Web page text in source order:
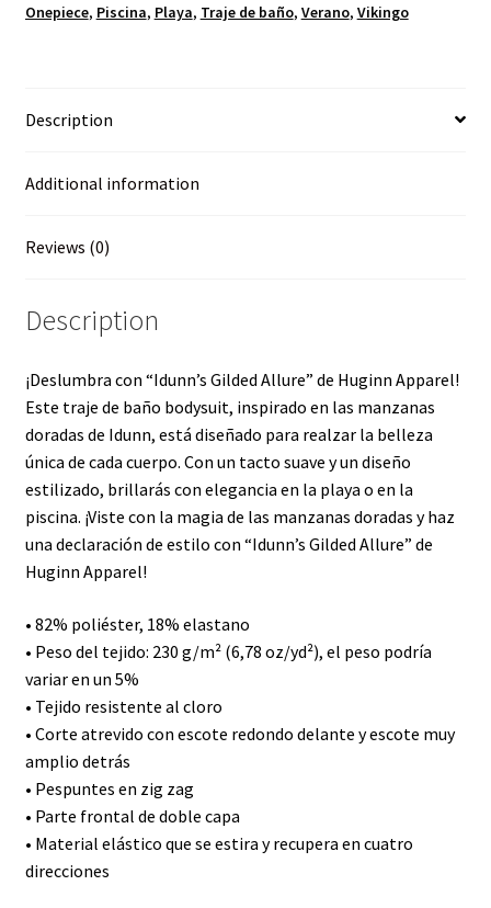
Onepiece, Piscina, Playa, Traje de baño, Verano, Vikingo
Description
Additional information
Reviews (0)
Description
¡Deslumbra con “Idunn’s Gilded Allure” de Huginn Apparel!
Este traje de baño bodysuit, inspirado en las manzanas
doradas de Idunn, está diseñado para realzar la belleza
única de cada cuerpo. Con un tacto suave y un diseño
estilizado, brillarás con elegancia en la playa o en la
piscina. ¡Viste con la magia de las manzanas doradas y haz
una declaración de estilo con “Idunn’s Gilded Allure” de
Huginn Apparel!
• 82% poliéster, 18% elastano
• Peso del tejido: 230 g/m² (6,78 oz/yd²), el peso podría
variar en un 5%
• Tejido resistente al cloro
• Corte atrevido con escote redondo delante y escote muy
amplio detrás
• Pespuntes en zig zag
• Parte frontal de doble capa
• Material elástico que se estira y recupera en cuatro
direcciones